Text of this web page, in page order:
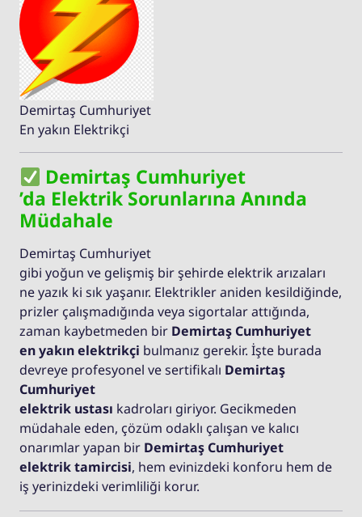
Demirtaş Cumhuriyet
En yakın Elektrikçi
Demirtaş Cumhuriyet
’da Elektrik Sorunlarına Anında
Müdahale
Demirtaş Cumhuriyet
gibi yoğun ve gelişmiş bir şehirde elektrik arızaları
ne yazık ki sık yaşanır. Elektrikler aniden kesildiğinde,
prizler çalışmadığında veya sigortalar attığında,
zaman kaybetmeden bir Demirtaş Cumhuriyet
en yakın elektrikçi bulmanız gerekir. İşte burada
devreye profesyonel ve sertifikalı Demirtaş
Cumhuriyet
elektrik ustası kadroları giriyor. Gecikmeden
müdahale eden, çözüm odaklı çalışan ve kalıcı
onarımlar yapan bir Demirtaş Cumhuriyet
elektrik tamircisi, hem evinizdeki konforu hem de
iş yerinizdeki verimliliği korur.